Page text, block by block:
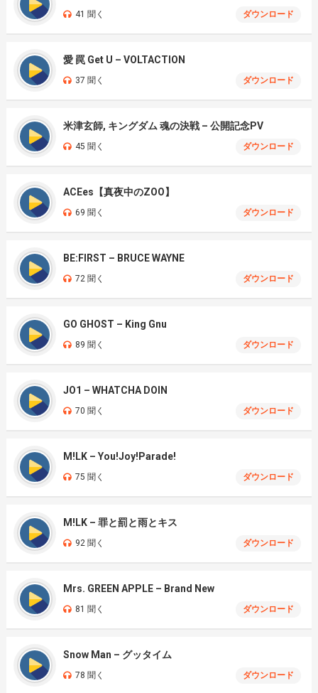
41 聞く ダウンロード
愛 罠 Get U – VOLTACTION
37 聞く ダウンロード
米津玄師, キングダム 魂の決戦 – 公開記念PV
45 聞く ダウンロード
ACEes【真夜中のZOO】
69 聞く ダウンロード
BE:FIRST – BRUCE WAYNE
72 聞く ダウンロード
GO GHOST – King Gnu
89 聞く ダウンロード
JO1 – WHATCHA DOIN
70 聞く ダウンロード
M!LK – You!Joy!Parade!
75 聞く ダウンロード
M!LK – 罪と罰と雨とキス
92 聞く ダウンロード
Mrs. GREEN APPLE – Brand New
81 聞く ダウンロード
Snow Man – グッタイム
78 聞く ダウンロード